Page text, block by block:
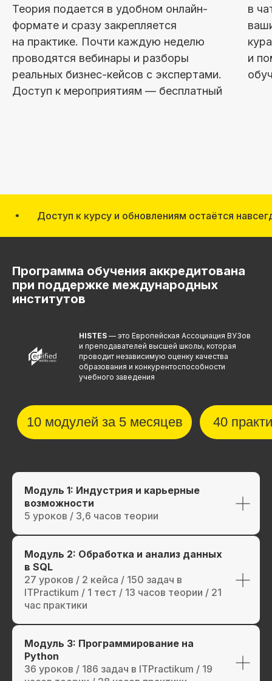
Теория подается в удобном онлайн-
формате и сразу закрепляется
на практике. Почти каждую неделю
проводятся вебинары и разборы
реальных бизнес-кейсов с экспертами.
Доступ к мероприятиям — бесплатный
в
и
Доступ к курсу и обновлениям остаётся навсегда!
Программа обучения аккредитована
при поддержке международных
институтов
HISTES — это Европейская Ассоциация ВУЗов
и преподавателей высшей школы, которая
проводит независимую оценку качества
образования и конкурентоспособности
учебного заведения
Модуль 1: Индустрия и карьерные
возможности
5 уроков / 3,6 часов теории
Модуль 2: Обработка и анализ данных
в SQL
27 уроков / 2 кейса / 150 задач в
ITPractikum / 1 тест / 13 часов теории / 21
час практики
Модуль 3: Программирование на
Python
36 уроков / 186 задач в ITPractikum / 19
Попробовать 48 часов бесплатно
48 часов бесплатного
демо-доступа
ко всему курсу
Лицензия на осуществление
образовательной деятельности
№ Л035−01 271−78/00177 402
Выдаем международный
с Европейской Ассоциацией
Histes
регистрации